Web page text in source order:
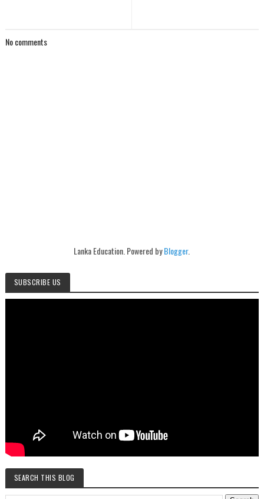
No comments
Lanka Education. Powered byBlogger.
SUBSCRIBE US
SEARCH THIS BLOG